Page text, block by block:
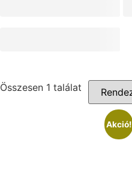
Összesen 1 találat
Akció!